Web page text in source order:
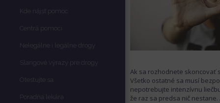
Kde nájsť pomoc
Centrá pomoci
Nelegálne i legálne drogy
Slangové výrazy pre drogy
Otestujte sa
Poradňa lekára
Ak sa rozhodnete skoncovať
Všetko ostatné sa musí
nepotrebujte intenzívnu
že raz sa predsa nič